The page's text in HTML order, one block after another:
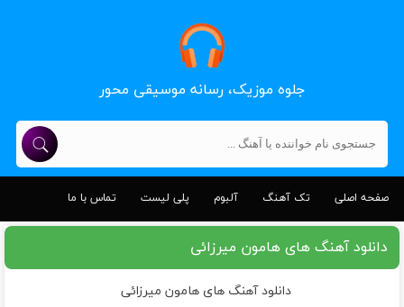
جلوه موزیک، رسانه موسیقی محور
صفحه اصلی تک آهنگ آلبوم پلی لیست تماس با ما
دانلود آهنگ های هامون میرزائی
دانلود آهنگ های هامون میرزائی